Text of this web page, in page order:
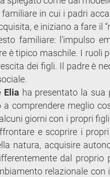
in cui i padri
e iniziano a fare il
familiare: l’impulso
è tipico maschile. I ruoli
dei figli. Il padre è
Elia ha presentato la sua
a comprendere meglio
giorni con i propri
e scoprire i
natura, acquisire
dal proprio
relazionale